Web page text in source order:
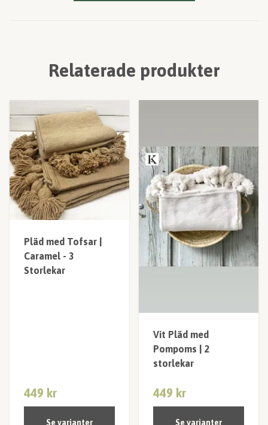
Relaterade produkter
Pläd med Tofsar |
Caramel - 3
Storlekar
449 kr
Se varianter
Vit Pläd med
Pompoms | 2
storlekar
449 kr
Se varianter